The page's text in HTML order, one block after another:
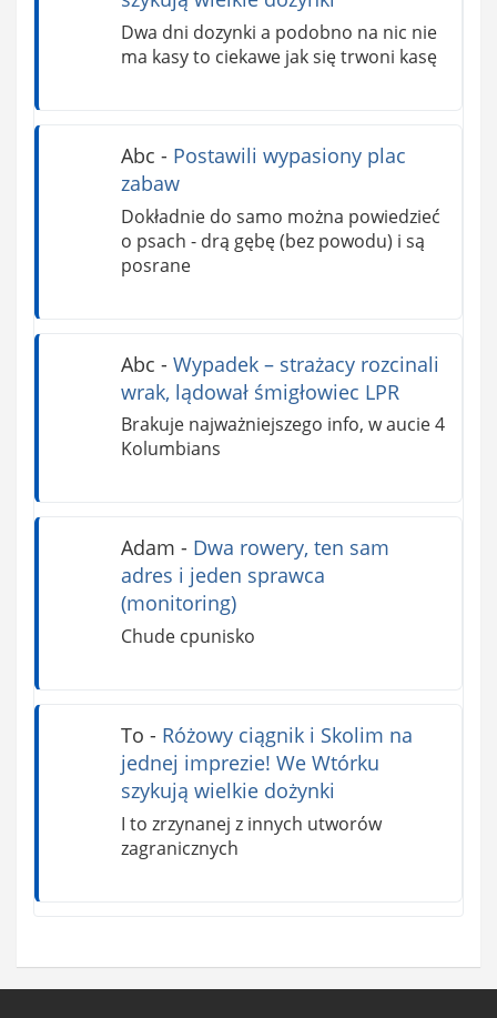
Dwa dni dozynki a podobno na nic nie
ma kasy to ciekawe jak się trwoni kasę
Abc - Postawili wypasiony plac
zabaw
Dokładnie do samo można powiedzieć
o psach - drą gębę (bez powodu) i są
posrane
Abc - Wypadek – strażacy rozcinali
wrak, lądował śmigłowiec LPR
Brakuje najważniejszego info, w aucie 4
Kolumbians
Adam - Dwa rowery, ten sam
adres i jeden sprawca
(monitoring)
Chude cpunisko
To - Różowy ciągnik i Skolim na
jednej imprezie! We Wtórku
szykują wielkie dożynki
I to zrzynanej z innych utworów
zagranicznych